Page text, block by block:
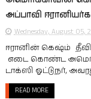
அப்பாவி
Wednesday, August 05,
ஈரானின் கெஷ்ம்
எடை கொண்ட
டாக்ஸி ஓட்டுநர்,
READ MORE